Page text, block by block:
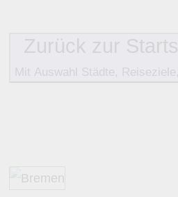
Mit Auswahl Städte,